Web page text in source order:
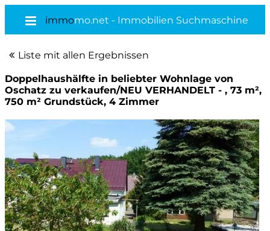
immomo.net - Immobilien Suchmaschine
Liste mit allen Ergebnissen
Doppelhaushälfte in beliebter Wohnlage von
Oschatz zu verkaufen/NEU VERHANDELT - , 73 m²,
750 m² Grundstück, 4 Zimmer